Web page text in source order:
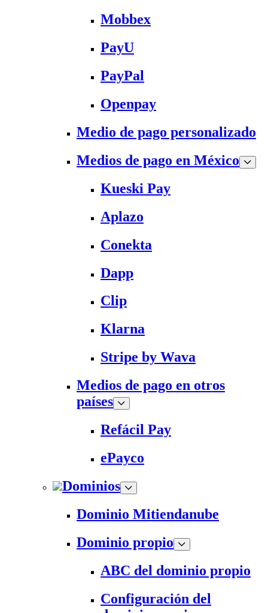
Mobbex
PayU
PayPal
Openpay
Medio de pago personalizado
Medios de pago en México
Kueski Pay
Aplazo
Conekta
Dapp
Clip
Klarna
Stripe by Wava
Medios de pago en otros
países
Refácil Pay
ePayco
Dominios
Dominio Mitiendanube
Dominio propio
ABC del dominio propio
Configuración del